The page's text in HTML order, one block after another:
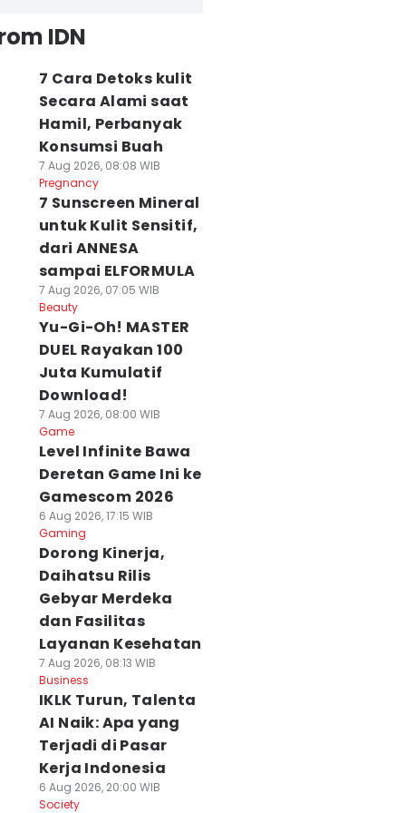
IDN
7 Cara Detoks kulit
Secara Alami saat
Hamil, Perbanyak
Konsumsi Buah
7 Aug 2026, 08:08 WIB
Pregnancy
7 Sunscreen Mineral
untuk Kulit Sensitif,
dari ANNESA
sampai ELFORMULA
7 Aug 2026, 07:05 WIB
Beauty
Yu-Gi-Oh! MASTER
DUEL Rayakan 100
Juta Kumulatif
Download!
7 Aug 2026, 08:00 WIB
Game
Level Infinite Bawa
Deretan Game Ini ke
Gamescom 2026
6 Aug 2026, 17:15 WIB
Gaming
Dorong Kinerja,
Daihatsu Rilis
Gebyar Merdeka
dan Fasilitas
Layanan Kesehatan
7 Aug 2026, 08:13 WIB
Business
IKLK Turun, Talenta
AI Naik: Apa yang
Terjadi di Pasar
Kerja Indonesia
6 Aug 2026, 20:00 WIB
Society